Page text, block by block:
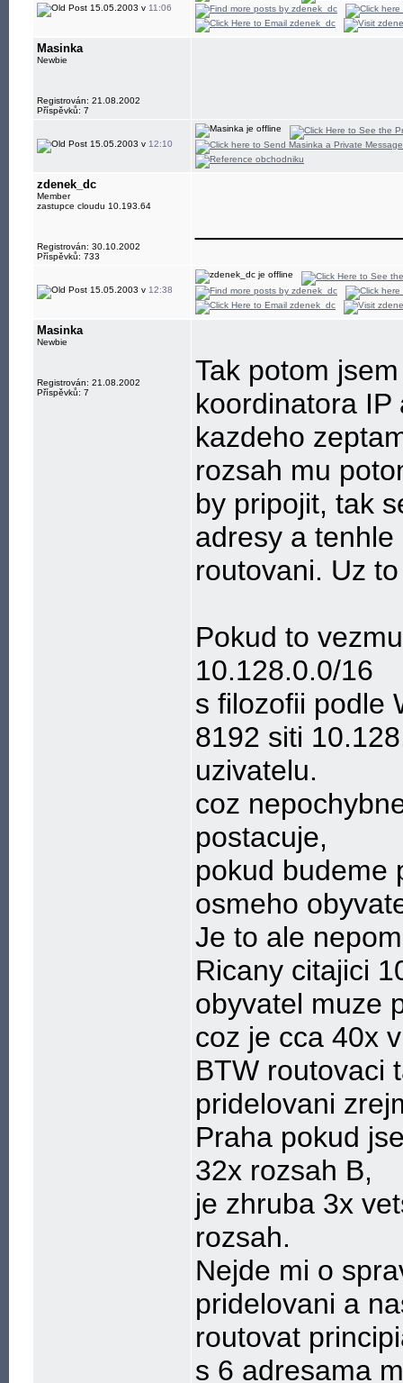
15.05.2003 v 11:06
Masinka
Newbie
Registrován: 21.08.2002
Příspěvků: 7
15.05.2003 v 12:10
zdenek_dc
Member
zastupce cloudu 10.193.64
Registrován: 30.10.2002
Příspěvků: 733
15.05.2003 v 12:38
Masinka
Newbie
Registrován: 21.08.2002
Příspěvků: 7
Tak potom
koordinatora
kazdeho
rozsah mu
by pripojit, tak
adresy a
routovani. Uz
Pokud to
10.128.0.0/16
s filozofii podle
8192 siti
uzivatelu.
coz
postacuje,
pokud budeme
osmeho
Je to ale
Ricany citajici
obyvatel muze
coz je cca 40x
BTW routovaci
pridelovani
Praha pokud
32x rozsah B,
je zhruba 3x
rozsah.
Nejde mi o
pridelovani a
routovat
s 6 adresama